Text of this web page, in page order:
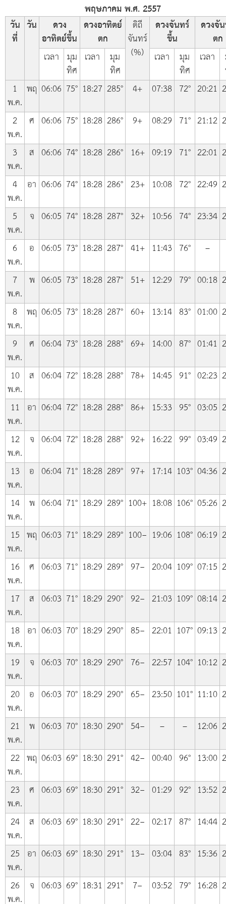
พฤษภาคม พ.ศ. 2557
วัน
ที่
วัน ดวง
อาทิตย์ขึ้น
ดวงอาทิตย์
ตก
ดิถี
จันทร์
(%)
ดวงจันทร์
ขึ้น
ดวงจั
ตก
เวลา มุม
ทิศ
เวลา มุม
ทิศ
เวลา มุม
ทิศ
เวลา
1
พ.ค.
พฤ 06:06 75° 18:27 285° 4+ 07:38 72° 20:21
2
พ.ค.
ศ 06:06 75° 18:28 286° 9+ 08:29 71° 21:12
3
พ.ค.
ส 06:06 74° 18:28 286° 16+ 09:19 71° 22:01
4
พ.ค.
อา 06:06 74° 18:28 286° 23+ 10:08 72° 22:49
5
พ.ค.
จ 06:05 74° 18:28 287° 32+ 10:56 74° 23:34
6
พ.ค.
อ 06:05 73° 18:28 287° 41+ 11:43 76°
–
7
พ.ค.
พ 06:05 73° 18:28 287° 51+ 12:29 79° 00:18
8
พ.ค.
พฤ 06:05 73° 18:28 287° 60+ 13:14 83° 01:00
9
พ.ค.
ศ 06:04 73° 18:28 288° 69+ 14:00 87° 01:41
10
พ.ค.
ส 06:04 72° 18:28 288° 78+ 14:45 91° 02:23
11
พ.ค.
อา 06:04 72° 18:28 288° 86+ 15:33 95° 03:05
12
พ.ค.
จ 06:04 72° 18:28 288° 92+ 16:22 99° 03:49
13
พ.ค.
อ 06:04 71° 18:28 289° 97+ 17:14 103° 04:36
14
พ.ค.
พ 06:04 71° 18:29 289° 100+ 18:08 106° 05:26
15
พ.ค.
พฤ 06:03 71° 18:29 289° 100− 19:06 108° 06:19
16
พ.ค.
ศ 06:03 71° 18:29 289° 97− 20:04 109° 07:15
17
พ.ค.
ส 06:03 71° 18:29 290° 92− 21:03 109° 08:14
18
พ.ค.
อา 06:03 70° 18:29 290° 85− 22:01 107° 09:13
19
พ.ค.
จ 06:03 70° 18:29 290° 76− 22:57 104° 10:12
20
พ.ค.
อ 06:03 70° 18:29 290° 65− 23:50 101° 11:10
21
พ.ค.
พ 06:03 70° 18:30 290° 54− – – 12:06
22
พ.ค.
พฤ 06:03 69° 18:30 291° 42− 00:40 96° 13:00
23
พ.ค.
ศ 06:03 69° 18:30 291° 32− 01:29 92° 13:52
24
พ.ค.
ส 06:03 69° 18:30 291° 22− 02:17 87° 14:44
25
พ.ค.
อา 06:03 69° 18:30 291° 13− 03:04 83° 15:36
26
พ.ค.
จ 06:03 69° 18:31 291° 7− 03:52 79° 16:28